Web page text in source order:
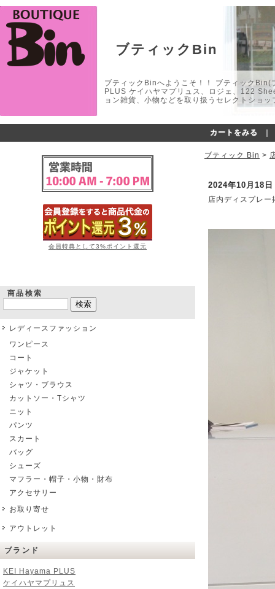
ブティックBin
ブティックBinへようこそ！！ ブティック
PLUS ケイハヤマプリュス、ロジェ、122
ョン雑貨、小物などを取り扱うセレクトショ
カートをみる
会員特典として3%ポイント還元
商品検索
レディースファッション
ワンピース
コート
ジャケット
シャツ・ブラウス
カットソー・Tシャツ
ニット
パンツ
スカート
バッグ
シューズ
マフラー・帽子・小物・財布
アクセサリー
お取り寄せ
アウトレット
ブランド
KEI Hayama PLUS
ケイハヤマプリュス
ブティック Bin >
2024年10月18日
店内ディスプレー